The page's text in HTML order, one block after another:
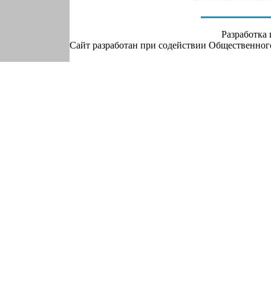
Сайт разработан при содействии